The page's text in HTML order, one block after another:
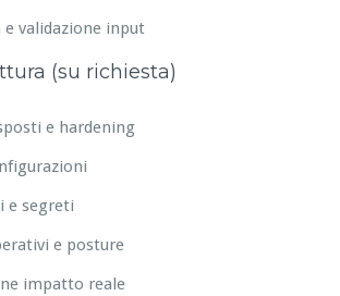
validazione input
(su richiesta)
e hardening
e segreti
e posture
impatto reale